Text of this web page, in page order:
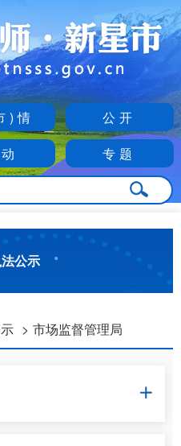
)情
公开
专题
公示
> 市场监督管理局
